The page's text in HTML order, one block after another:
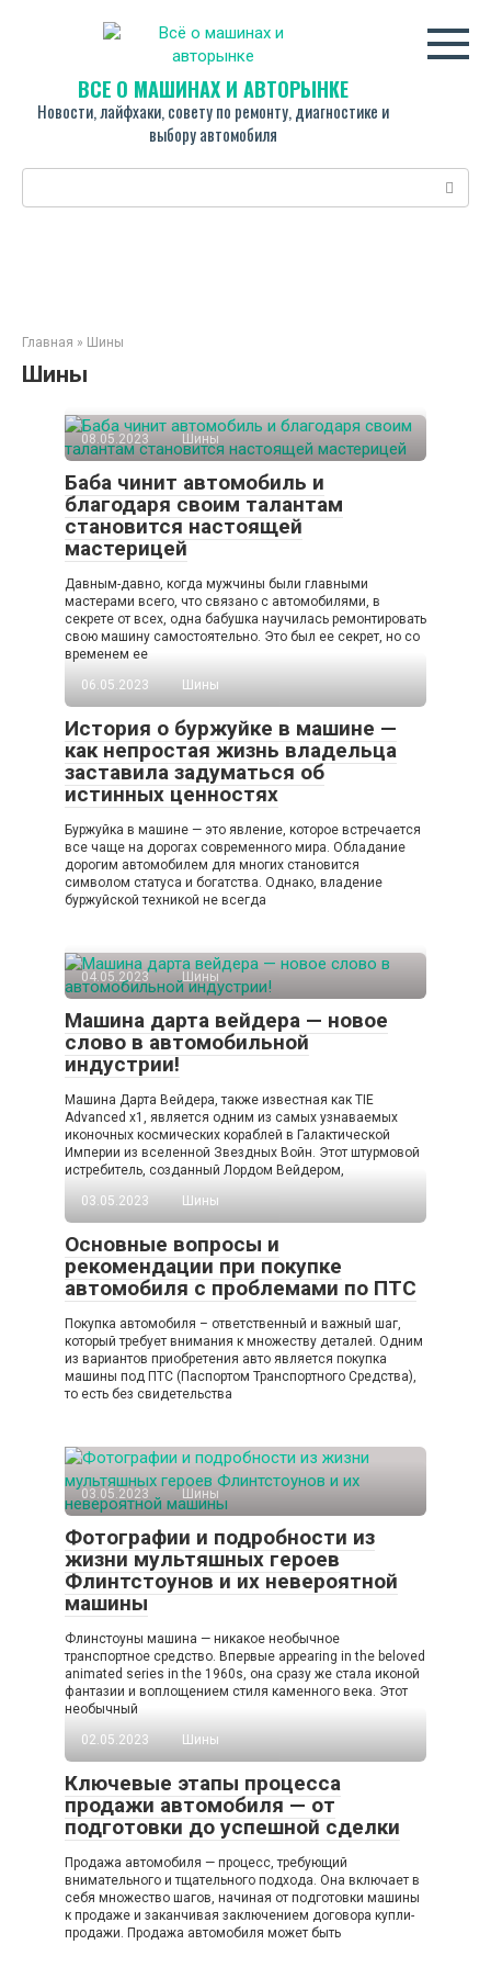
ВСЁ О МАШИНАХ И АВТОРЫНКЕ
Новости, лайфхаки, совету по ремонту, диагностике и
выбору автомобиля
Поиск:
Главная » Шины
Шины
08.05.2023 Шины
Баба чинит автомобиль и
благодаря своим талантам
становится настоящей
мастерицей
Давным-давно, когда мужчины были главными
мастерами всего, что связано с автомобилями, в
секрете от всех, одна бабушка научилась ремонтировать
свою машину самостоятельно. Это был ее секрет, но со
временем ее
06.05.2023
Шины
История о буржуйке в машине —
как непростая жизнь владельца
заставила задуматься об
истинных ценностях
Буржуйка в машине — это явление, которое встречается
все чаще на дорогах современного мира. Обладание
дорогим автомобилем для многих становится
символом статуса и богатства. Однако, владение
буржуйской техникой не всегда
04.05.2023 Шины
Машина дарта вейдера — новое
слово в автомобильной
индустрии!
Машина Дарта Вейдера, также известная как TIE
Advanced x1, является одним из самых узнаваемых
иконочных космических кораблей в Галактической
Империи из вселенной Звездных Войн. Этот штурмовой
истребитель, созданный Лордом Вейдером,
03.05.2023
Шины
Основные вопросы и
рекомендации при покупке
автомобиля с проблемами по ПТС
Покупка автомобиля – ответственный и важный шаг,
который требует внимания к множеству деталей. Одним
из вариантов приобретения авто является покупка
машины под ПТС (Паспортом Транспортного Средства),
то есть без свидетельства
03.05.2023 Шины
Фотографии и подробности из
жизни мультяшных героев
Флинтстоунов и их невероятной
машины
Флинстоуны машина — никакое необычное
транспортное средство. Впервые appearing in the beloved
animated series in the 1960s, она сразу же стала иконой
фантазии и воплощением стиля каменного века. Этот
необычный
02.05.2023
Шины
Ключевые этапы процесса
продажи автомобиля — от
подготовки до успешной сделки
Продажа автомобиля — процесс, требующий
внимательного и тщательного подхода. Она включает в
себя множество шагов, начиная от подготовки машины
к продаже и заканчивая заключением договора купли-
продажи. Продажа автомобиля может быть